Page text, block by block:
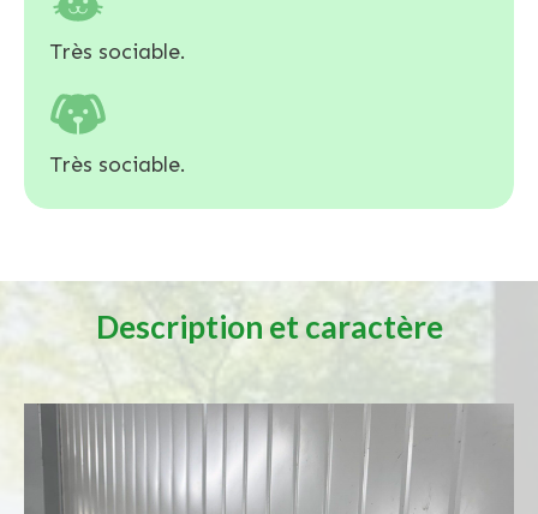
Très sociable.
Très sociable.
Description et caractère